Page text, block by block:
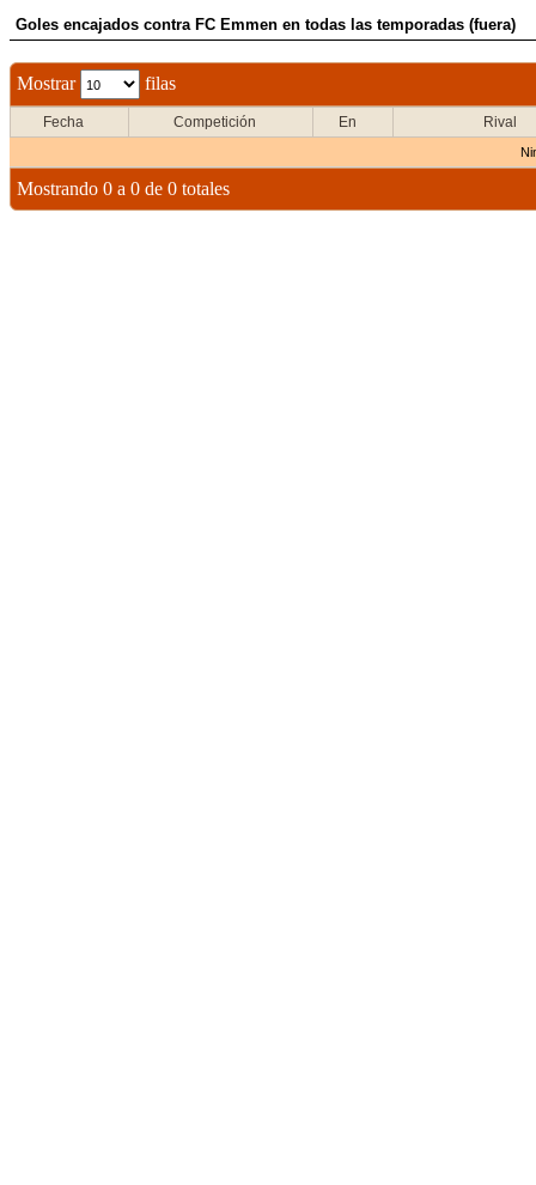
Goles encajados contra FC Emmen en todas las temporadas (fuera)
Mostrar filas
Fecha Competición En Rival
Mostrando 0 a 0 de 0 totales